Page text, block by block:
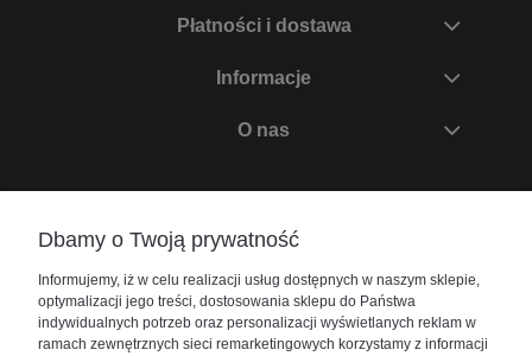
Płatności i dostawa
Informacje
O nas
+48 730 447 156
bok@akwarium24.pl
Dbamy o Twoją prywatność
Informujemy, iż w celu realizacji usług dostępnych w naszym sklepie,
optymalizacji jego treści, dostosowania sklepu do Państwa
indywidualnych potrzeb oraz personalizacji wyświetlanych reklam w
ramach zewnętrznych sieci remarketingowych korzystamy z informacji